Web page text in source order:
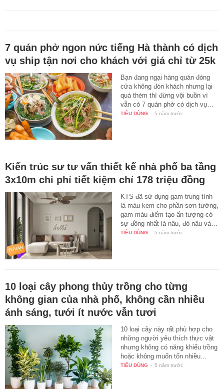
7 quán phở ngon nức tiếng Hà thành có dịch
vụ ship tận nơi cho khách với giá chỉ từ 25k
Bạn đang ngại hàng quán đóng
cửa không đón khách nhưng lại
quá thèm thì đừng vội buồn vì
vẫn có 7 quán phở có dịch vụ…
TIÊU DÙNG - 5 năm trước
Kiến trúc sư tư vấn thiết kế nhà phố ba tầng
3x10m chi phí tiết kiệm chỉ 178 triệu đồng
KTS đã sử dụng gam trung tính
là màu kem cho phần sơn tường,
gam màu điểm tạo ấn tượng có
sự đồng nhất là nâu, đỏ nâu và…
TIÊU DÙNG - 5 năm trước
10 loại cây phong thủy trồng cho từng
không gian của nhà phố, không cần nhiều
ánh sáng, tưới ít nước vẫn tươi
10 loại cây này rất phù hợp cho
những người yêu thích thực vật
nhưng không có năng khiếu trồng
hoặc không muốn tốn nhiều…
TIÊU DÙNG - 5 năm trước